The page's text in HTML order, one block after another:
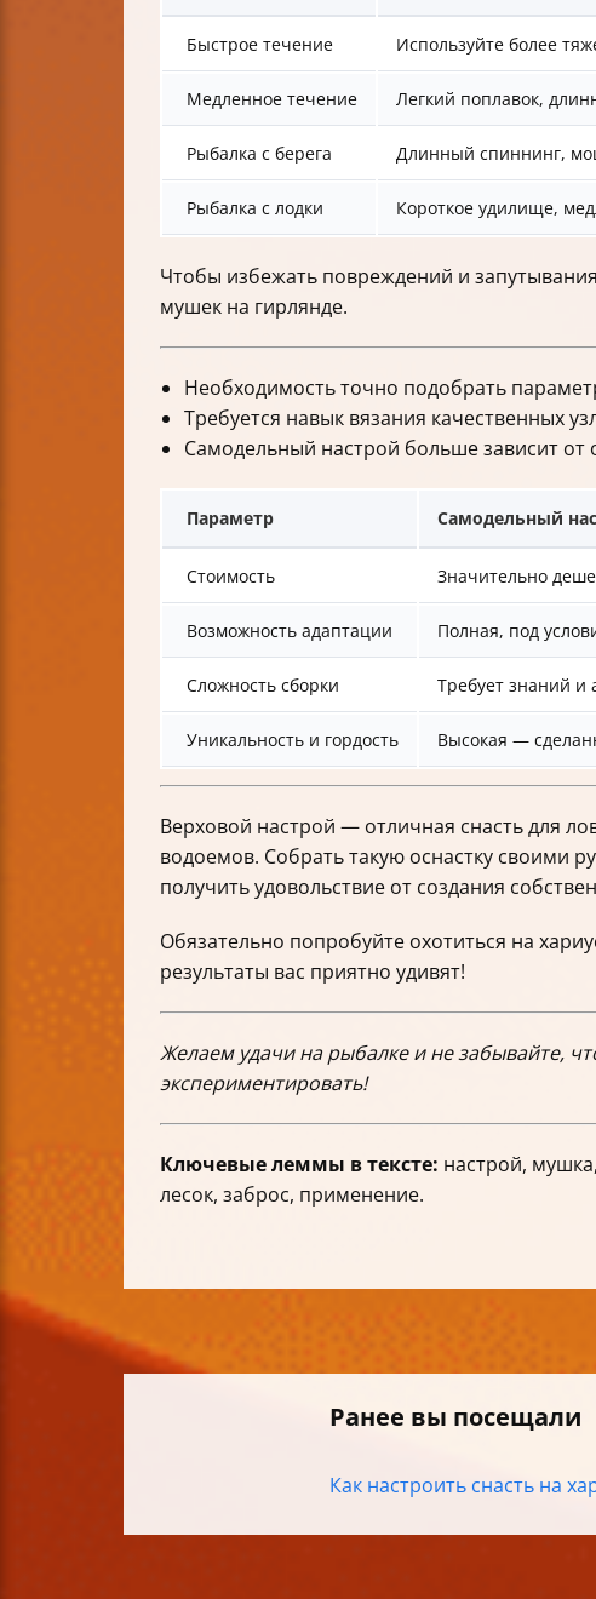
Быстрое течение Используйте более
Медленное течение Легкий поплавок,
Рыбалка с берега Длинный спиннинг,
Рыбалка с лодки Короткое удилище,
Чтобы избежать повреждений и
мушек на гирлянде.
Необходимость точно подобрать
Требуется навык вязания качественных
Самодельный настрой больше зависит
Параметр Самодельный
Стоимость Значительно
Возможность адаптации Полная, под
Сложность сборки Требует знаний и
Уникальность и гордость Высокая —
Верховой настрой — отличная снасть для
водоемов. Собрать такую оснастку своими
получить удовольствие от создания
Обязательно попробуйте охотиться на
результаты вас приятно удивят!
Желаем удачи на рыбалке и не забывайте,
экспериментировать!
Ключевые леммы в тексте: настрой,
лесок, заброс, применение.
Ранее вы посещали
Как настроить снасть на